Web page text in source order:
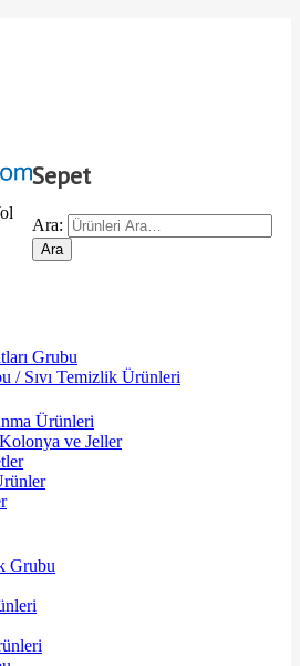
Sepet
Ara:
Grubu
/ Sıvı Temizlik Ürünleri
Ürünleri
ve Jeller
Grubu